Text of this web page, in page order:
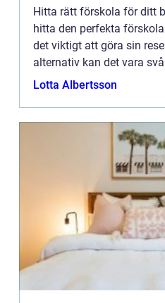
Hitta rätt förskola för ditt
hitta den perfekta
det viktigt att göra sin
alternativ kan det vara
börja. Men oroa dig inte,
Lotta Albertsson